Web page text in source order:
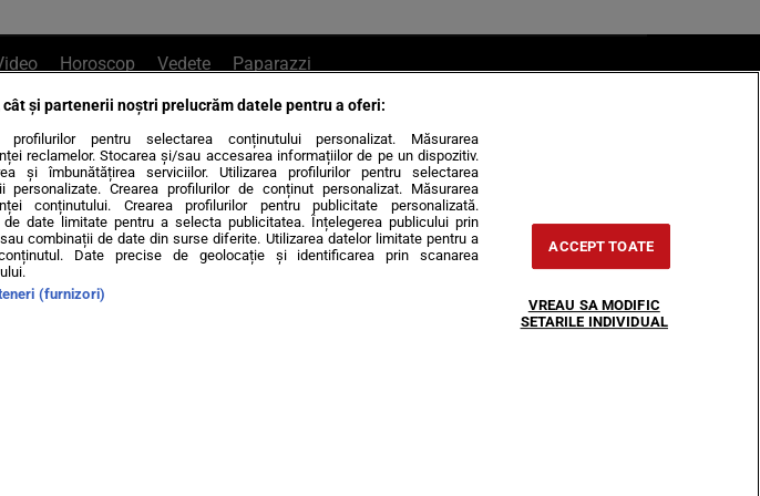
Horoscop Vedete Paparazzi
sau trimite mail la pont@cancan.ro
externe Politică
de vise LIFE STYLE Horoscop
cât și partenerii noștri prelucrăm datele pentru a oferi:
profilurilor pentru selectarea conținutului personalizat. Măsurarea
reclamelor. Stocarea și/sau accesarea informațiilor de pe un dispozitiv.
și îmbunătățirea serviciilor. Utilizarea profilurilor pentru selectarea
personalizate. Crearea profilurilor de conținut personalizat. Măsurarea
conținutului. Crearea profilurilor pentru publicitate personalizată.
de date limitate pentru a selecta publicitatea. Înțelegerea publicului prin
combinații de date din surse diferite. Utilizarea datelor limitate pentru a
Date precise de geolocație și identificarea prin scanarea
(furnizori)
ACCEPT TOATE
VREAU SA MODIFIC
SETARILE INDIVIDUAL